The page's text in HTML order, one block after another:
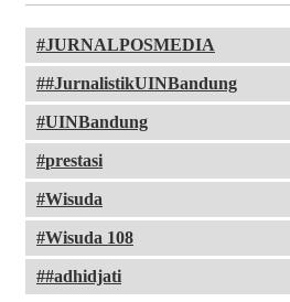
JURNALPOSMEDIA
#JurnalistikUINBandung
UINBandung
prestasi
Wisuda
Wisuda 108
#adhidjati